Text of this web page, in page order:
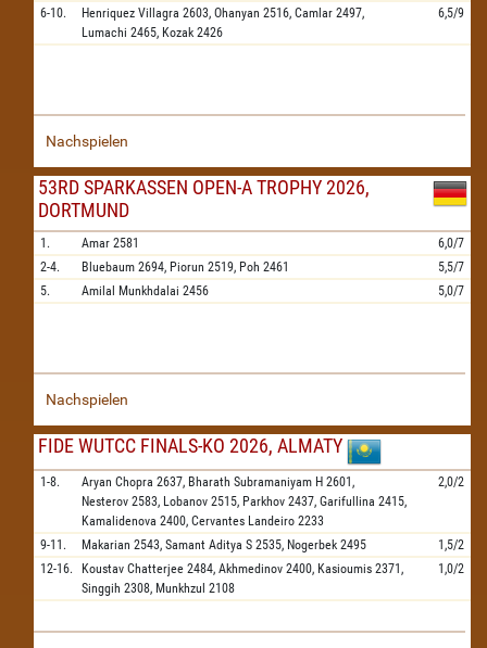
6-10.
Henriquez Villagra 2603, Ohanyan 2516, Camlar 2497,
Lumachi 2465, Kozak 2426
6,5/9
Nachspielen
53RD SPARKASSEN OPEN-A TROPHY 2026,
DORTMUND
1. Amar 2581
6,0/7
2-4.
Bluebaum 2694, Piorun 2519, Poh 2461
5,5/7
5.
Amilal Munkhdalai 2456 5,0/7
Nachspielen
FIDE WUTCC FINALS-KO 2026, ALMATY
1-8. Aryan Chopra 2637, Bharath Subramaniyam H 2601,
Nesterov 2583, Lobanov 2515, Parkhov 2437, Garifullina 2415,
Kamalidenova 2400, Cervantes Landeiro 2233
2,0/2
9-11. Makarian 2543, Samant Aditya S 2535, Nogerbek 2495
1,5/2
12-16.
Koustav Chatterjee 2484, Akhmedinov 2400, Kasioumis 2371,
Singgih 2308, Munkhzul 2108
1,0/2